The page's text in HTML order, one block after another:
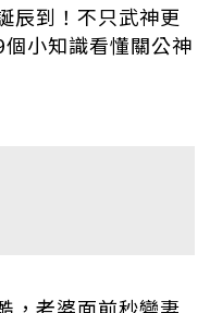
辰到！不只武神更
小知識看懂關公神
，老婆面前秒變妻